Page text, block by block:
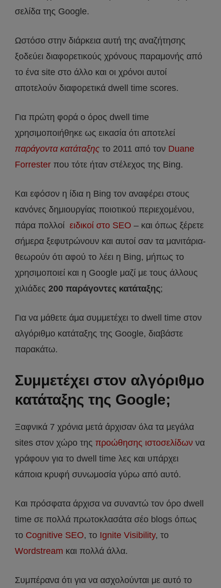
σελίδα της Google.
Ωστόσο στην διάρκεια αυτή της αναζήτησης
ξοδεύει διαφορετικούς χρόνους παραμονής από
το ένα site στο άλλο και οι χρόνοι αυτοί
αποτελούν διαφορετικά dwell time scores.
Για πρώτη φορά ο όρος dwell time
χρησιμοποιήθηκε ως εικασία ότι αποτελεί
παράγοντα κατάταξης το 2011 από τον Duane
Forrester που τότε ήταν στέλεχος της Bing.
Και εφόσον η ίδια η Bing τον αναφέρει στους
κανόνες δημιουργίας ποιοτικού περιεχομένου,
πάρα πολλοί ειδικοί στο SEO – και όπως ξέρετε
σήμερα ξεφυτρώνουν και αυτοί σαν τα μανιτάρια-
θεωρούν ότι αφού το λέει η Bing, μήπως το
χρησιμοποιεί και η Google μαζί με τους άλλους
χιλιάδες 200 παράγοντες κατάταξης;
Για να μάθετε άμα συμμετέχει το dwell time στον
αλγόριθμο κατάταξης της Google, διαβάστε
παρακάτω.
Συμμετέχει στον αλγόριθμο
κατάταξης της Google;
Ξαφνικά 7 χρόνια μετά άρχισαν όλα τα μεγάλα
sites στον χώρο της προώθησης ιστοσελίδων να
γράφουν για το dwell time λες και υπάρχει
κάποια κρυφή συνωμοσία γύρω από αυτό.
Και πρόσφατα άρχισα να συναντώ τον όρο dwell
time σε πολλά πρωτοκλασάτα σέο blogs όπως
το Cognitive SEO, το Ignite Visibility, το
Wordstream και πολλά άλλα.
Συμπέρανα ότι για να ασχολούνται με αυτό το